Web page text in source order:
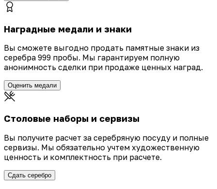
Наградные медали и знаки
Вы сможете выгодно продать памятные знаки из
серебра 999 пробы. Мы гарантируем полную
анонимность сделки при продаже ценных наград.
Оценить медали
Столовые наборы и сервизы
Вы получите расчет за серебряную посуду и полные
сервизы. Мы обязательно учтем художественную
ценность и комплектность при расчете.
Сдать серебро